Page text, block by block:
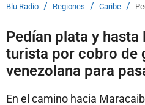
Blu Radio / Regiones / Caribe /
Pedían plata y hasta
turista por cobro de
venezolana para
En el camino hacia